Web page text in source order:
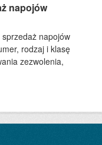
napojów
napojów
rodzaj i klasę
zezwolenia,